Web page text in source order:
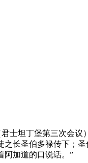
士坦丁堡第三次会议
长圣伯多禄传下；
阿加道的口说话。”